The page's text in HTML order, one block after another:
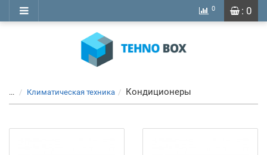
: 0
0
... Климатическая техника Кондиционеры